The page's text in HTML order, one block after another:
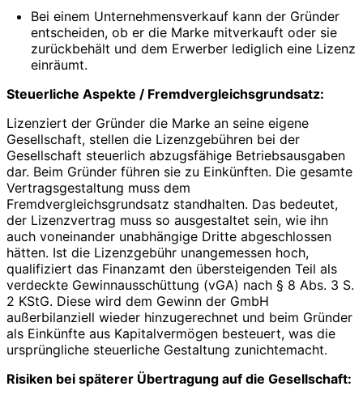
Bei einem Unternehmensverkauf kann der Gründer
entscheiden, ob er die Marke mitverkauft oder sie
zurückbehält und dem Erwerber lediglich eine Lizenz
einräumt.
Steuerliche Aspekte / Fremdvergleichsgrundsatz:
Lizenziert der Gründer die Marke an seine eigene
Gesellschaft, stellen die Lizenzgebühren bei der
Gesellschaft steuerlich abzugsfähige Betriebsausgaben
dar. Beim Gründer führen sie zu Einkünften. Die gesamte
Vertragsgestaltung muss dem
Fremdvergleichsgrundsatz standhalten. Das bedeutet,
der Lizenzvertrag muss so ausgestaltet sein, wie ihn
auch voneinander unabhängige Dritte abgeschlossen
hätten. Ist die Lizenzgebühr unangemessen hoch,
qualifiziert das Finanzamt den übersteigenden Teil als
verdeckte Gewinnausschüttung (vGA) nach § 8 Abs. 3 S.
2 KStG. Diese wird dem Gewinn der GmbH
außerbilanziell wieder hinzugerechnet und beim Gründer
als Einkünfte aus Kapitalvermögen besteuert, was die
ursprüngliche steuerliche Gestaltung zunichtemacht.
Risiken bei späterer Übertragung auf die Gesellschaft: